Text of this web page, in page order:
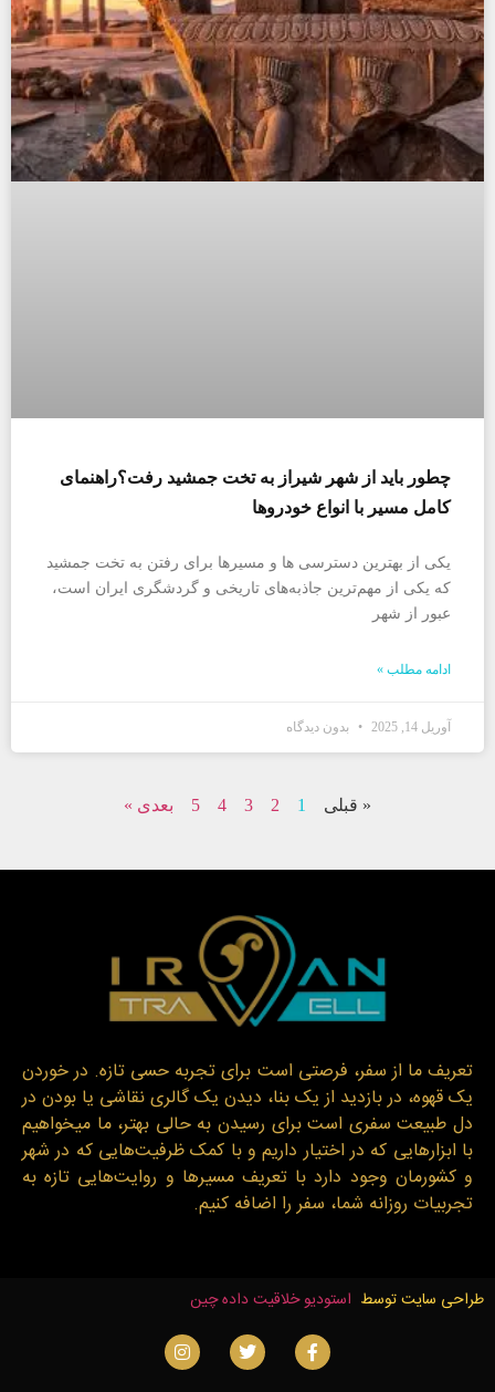
چطور باید از شهر شیراز به تخت جمشید رفت؟راهنمای
کامل مسیر با انواع خودروها
یکی از بهترین دسترسی ها و مسیرها برای رفتن به تخت جمشید
که یکی از مهم‌ترین جاذبه‌های تاریخی و گردشگری ایران است،
عبور از شهر
ادامه مطلب »
آوریل 14, 2025 بدون دیدگاه
« قبلی 1
2
3
4
5 بعدی »
تعریف ما از سفر، فرصتی است برای تجربه حسی تازه. در خوردن
یک قهوه، در بازدید از یک بنا، دیدن یک گالری نقاشی یا بودن در
دل طبیعت سفری است برای رسیدن به حالی بهتر، ما میخواهیم
با ابزارهایی که در اختیار داریم و با کمک ظرفیت‌هایی که در شهر
و کشورمان وجود دارد با تعریف مسیرها و روایت‌هایی تازه به
تجربیات روزانه شما، سفر را اضافه کنیم.
طراحی سایت توسط استودیو خلاقیت داده چین